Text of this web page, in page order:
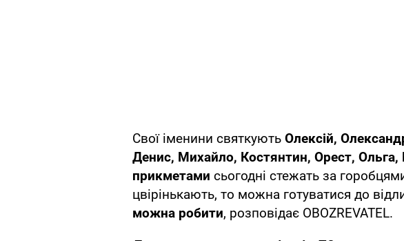
Свої іменини святкують Олексій,
Денис, Михайло, Костянтин, Орест,
прикметами сьогодні стежать за
цвірінькають, то можна готуватися до
можна робити, розповідає OBOZREVATEL.